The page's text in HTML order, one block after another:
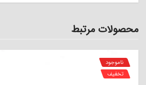
محصولات مرتبط
ناموجود
تخفیف